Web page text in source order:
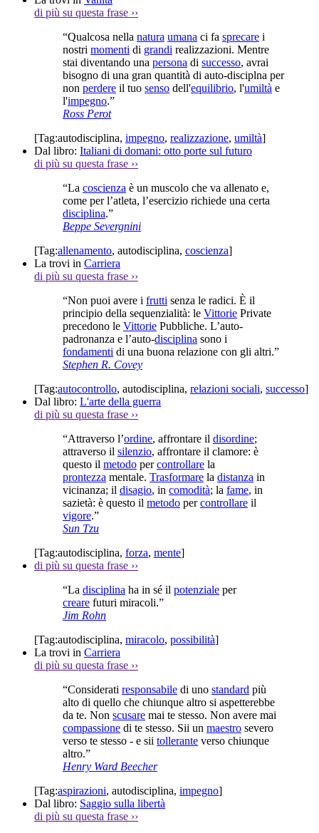
di più su questa frase ››
“Qualcosa nella natura umana ci fa sprecare i
nostri momenti di grandi realizzazioni. Mentre
stai diventando una persona di successo, avrai
bisogno di una gran quantità di auto-disciplna per
non perdere il tuo senso dell'equilibrio, l'umiltà e
l'impegno.”
Ross Perot
[Tag:autodisciplina, impegno, realizzazione, umiltà]
Dal libro: Italiani di domani: otto porte sul futuro
di più su questa frase ››
“La coscienza è un muscolo che va allenato e,
come per l’atleta, l’esercizio richiede una certa
disciplina.”
Beppe Severgnini
[Tag:allenamento, autodisciplina, coscienza]
La trovi in Carriera
di più su questa frase ››
“Non puoi avere i frutti senza le radici. È il
principio della sequenzialità: le Vittorie Private
precedono le Vittorie Pubbliche. L’auto-
padronanza e l’auto-disciplina sono i
fondamenti di una buona relazione con gli altri.”
Stephen R. Covey
[Tag:autocontrollo, autodisciplina, relazioni sociali, successo]
Dal libro: L'arte della guerra
di più su questa frase ››
“Attraverso l’ordine, affrontare il disordine;
attraverso il silenzio, affrontare il clamore: è
questo il metodo percontrollare la
prontezza mentale. Trasformare la distanza in
vicinanza; il disagio, in comodità; la fame, in
sazietà: è questo il metodo percontrollare il
vigore.”
Sun Tzu
[Tag:autodisciplina, forza, mente]
di più su questa frase ››
“La disciplina ha in sé il potenziale per
creare futuri miracoli.”
Jim Rohn
[Tag:autodisciplina, miracolo, possibilità]
La trovi in Carriera
di più su questa frase ››
“Considerati responsabile di uno standard più
alto di quello che chiunque altro si aspetterebbe
da te. Non scusare mai te stesso. Non avere mai
compassione di te stesso. Sii un maestro severo
verso te stesso - e sii tollerante verso chiunque
altro.”
Henry Ward Beecher
[Tag:aspirazioni, autodisciplina, impegno]
Dal libro: Saggio sulla libertà
di più su questa frase ››